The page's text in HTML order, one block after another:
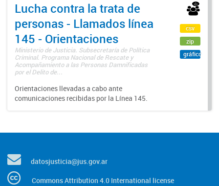
Lucha contra la trata de
personas - Llamados línea
145 - Orientaciones
Ministerio de Justicia. Subsecretaría de Política
Criminal. Programa Nacional de Rescate y
Acompañamiento a las Personas Damnificadas
por el Delito de...
Orientaciones llevadas a cabo ante
comunicaciones recibidas por la Línea 145.
csv
zip
gráfico
datosjusticia@jus.gov.ar
Commons Attribution 4.0 International license